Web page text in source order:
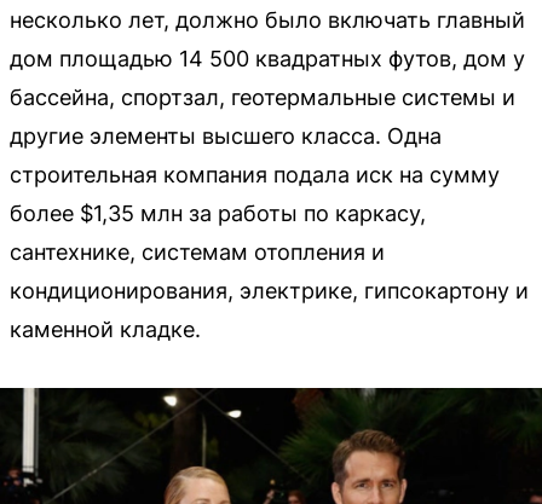
несколько лет, должно было включать главный
дом площадью 14 500 квадратных футов, дом у
бассейна, спортзал, геотермальные системы и
другие элементы высшего класса. Одна
строительная компания подала иск на сумму
более $1,35 млн за работы по каркасу,
сантехнике, системам отопления и
кондиционирования, электрике, гипсокартону и
каменной кладке.